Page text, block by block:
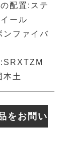
配置:ステ
ール
ンファイバ
本土
をお問い